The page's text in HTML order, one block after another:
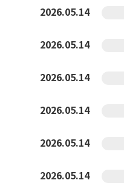
2026.05.14
2026.05.14
2026.05.14
2026.05.14
2026.05.14
2026.05.14